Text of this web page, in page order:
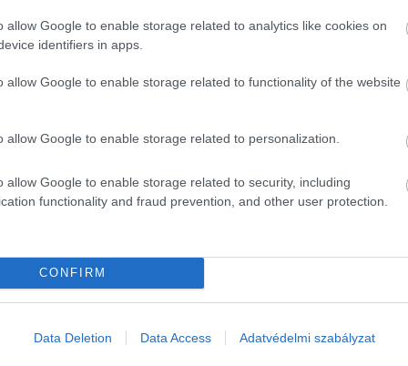
allow Google to enable storage related to analytics like cookies on
identifiers in apps.
allow Google to enable storage related to functionality of the website
allow Google to enable storage related to personalization.
allow Google to enable storage related to security, including
functionality and fraud prevention, and other user protection.
CONFIRM
Data Deletion Data Access Adatvédelmi szabályzat
MŰVÉSZET A 35.
fő tulajdonosa, a
a 35. jubileumi fesztivál
tervez átadni Kapolcs
A LEGFINOMABB HÁZI
Turbózzuk fel a bejáratott